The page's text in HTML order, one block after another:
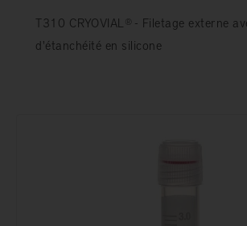
T310 CRYOVIAL® - Filetage externe
d'étanchéité en silicone